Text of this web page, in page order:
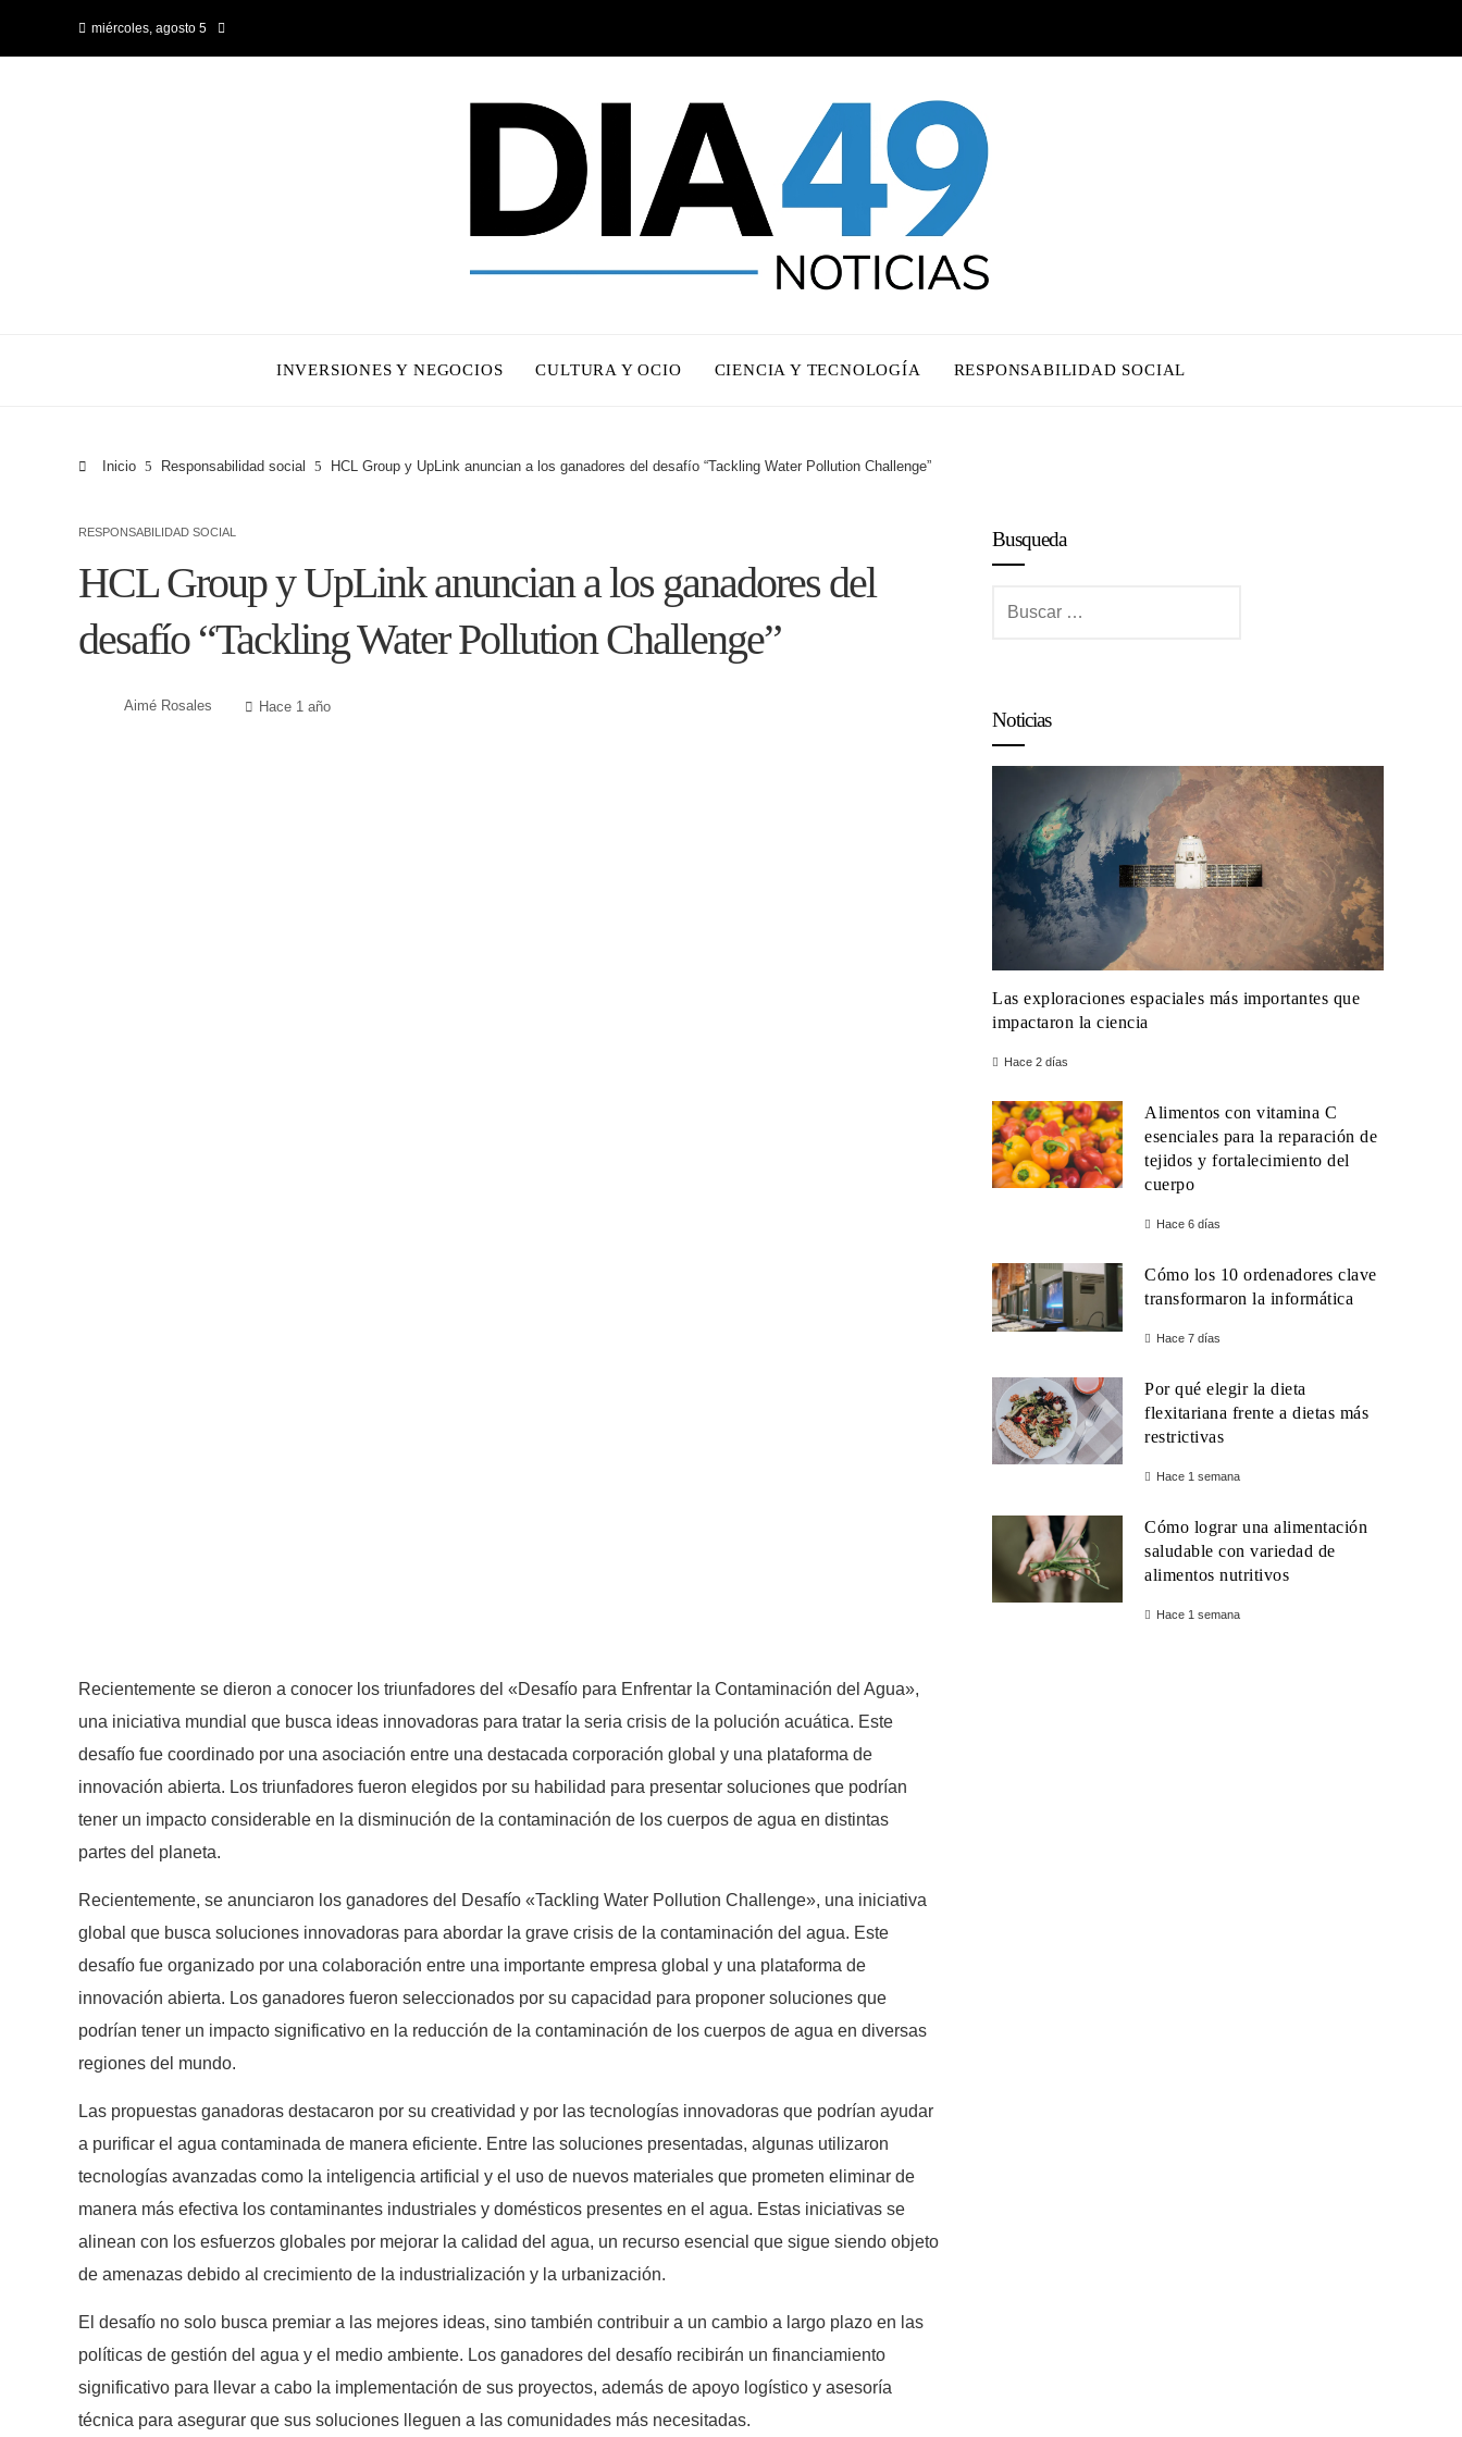
miércoles, agosto 5
INVERSIONES Y NEGOCIOS CULTURA Y OCIO CIENCIA Y TECNOLOGÍA RESPONSABILIDAD SOCIAL
Inicio Responsabilidad social HCL Group y UpLink anuncian a los ganadores del desafío “Tackling Water Pollution Challenge”
RESPONSABILIDAD SOCIAL
HCL Group y UpLink anuncian a los ganadores del
desafío “Tackling Water Pollution Challenge”
Aimé Rosales Hace 1 año
Recientemente se dieron a conocer los triunfadores del «Desafío para Enfrentar la Contaminación del Agua»,
una iniciativa mundial que busca ideas innovadoras para tratar la seria crisis de la polución acuática. Este
desafío fue coordinado por una asociación entre una destacada corporación global y una plataforma de
innovación abierta. Los triunfadores fueron elegidos por su habilidad para presentar soluciones que podrían
tener un impacto considerable en la disminución de la contaminación de los cuerpos de agua en distintas
partes del planeta.
Recientemente, se anunciaron los ganadores del Desafío «Tackling Water Pollution Challenge», una iniciativa
global que busca soluciones innovadoras para abordar la grave crisis de la contaminación del agua. Este
desafío fue organizado por una colaboración entre una importante empresa global y una plataforma de
innovación abierta. Los ganadores fueron seleccionados por su capacidad para proponer soluciones que
podrían tener un impacto significativo en la reducción de la contaminación de los cuerpos de agua en diversas
regiones del mundo.
Las propuestas ganadoras destacaron por su creatividad y por las tecnologías innovadoras que podrían ayudar
a purificar el agua contaminada de manera eficiente. Entre las soluciones presentadas, algunas utilizaron
tecnologías avanzadas como la inteligencia artificial y el uso de nuevos materiales que prometen eliminar de
manera más efectiva los contaminantes industriales y domésticos presentes en el agua. Estas iniciativas se
alinean con los esfuerzos globales por mejorar la calidad del agua, un recurso esencial que sigue siendo objeto
de amenazas debido al crecimiento de la industrialización y la urbanización.
El desafío no solo busca premiar a las mejores ideas, sino también contribuir a un cambio a largo plazo en las
políticas de gestión del agua y el medio ambiente. Los ganadores del desafío recibirán un financiamiento
significativo para llevar a cabo la implementación de sus proyectos, además de apoyo logístico y asesoría
técnica para asegurar que sus soluciones lleguen a las comunidades más necesitadas.
Busqueda
Noticias
Las exploraciones espaciales más importantes que
impactaron la ciencia
Hace 2 días
Alimentos con vitamina C
esenciales para la reparación de
tejidos y fortalecimiento del
cuerpo
Hace 6 días
Cómo los 10 ordenadores clave
transformaron la informática
Hace 7 días
Por qué elegir la dieta
flexitariana frente a dietas más
restrictivas
Hace 1 semana
Cómo lograr una alimentación
saludable con variedad de
alimentos nutritivos
Hace 1 semana